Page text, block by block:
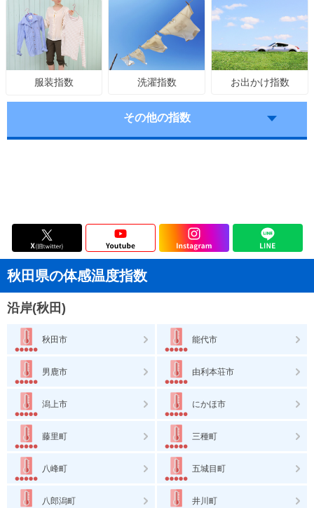
服装指数 洗濯指数 お出かけ指数
その他の指数
秋田県の体感温度指数
沿岸(秋田)
秋田市 能代市
男鹿市 由利本荘市
潟上市 にかほ市
藤里町 三種町
八峰町 五城目町
八郎潟町 井川町